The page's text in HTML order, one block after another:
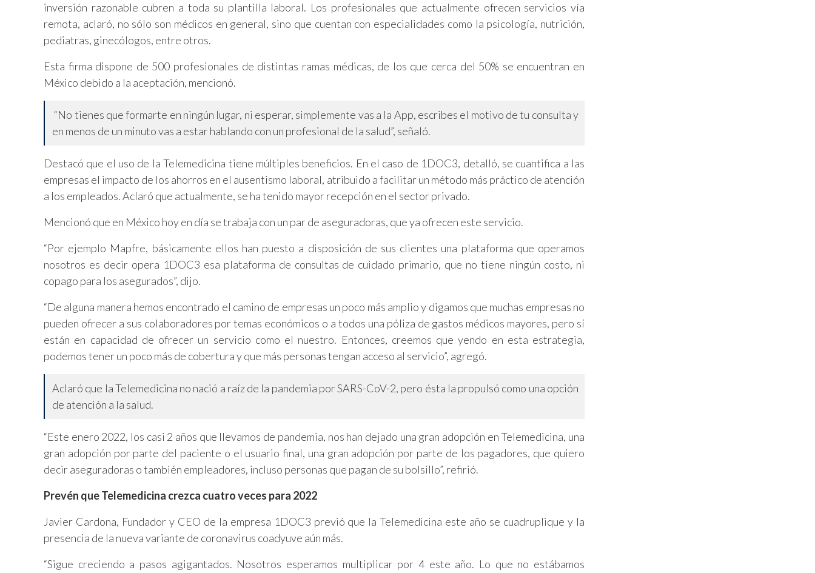
inversión razonable cubren a toda su plantilla laboral. Los profesionales que actualmente ofrecen servicios vía
remota, aclaró, no sólo son médicos en general, sino que cuentan con especialidades como la psicología, nutrición,
pediatras, ginecólogos, entre otros.
Esta firma dispone de 500 profesionales de distintas ramas médicas, de los que cerca del 50% se encuentran en
México debido a la aceptación, mencionó.
“No tienes que formarte en ningún lugar, ni esperar, simplemente vas a la App, escribes el motivo de tu consulta y
en menos de un minuto vas a estar hablando con un profesional de la salud”, señaló.
Destacó que el uso de la Telemedicina tiene múltiples beneficios. En el caso de 1DOC3, detalló, se cuantifica a las
empresas el impacto de los ahorros en el ausentismo laboral, atribuido a facilitar un método más práctico de atención
a los empleados. Aclaró que actualmente, se ha tenido mayor recepción en el sector privado.
Mencionó que en México hoy en día se trabaja con un par de aseguradoras, que ya ofrecen este servicio.
“Por ejemplo Mapfre, básicamente ellos han puesto a disposición de sus clientes una plataforma que operamos
nosotros es decir opera 1DOC3 esa plataforma de consultas de cuidado primario, que no tiene ningún costo, ni
copago para los asegurados”, dijo.
“De alguna manera hemos encontrado el camino de empresas un poco más amplio y digamos que muchas empresas no
pueden ofrecer a sus colaboradores por temas económicos o a todos una póliza de gastos médicos mayores, pero sí
están en capacidad de ofrecer un servicio como el nuestro. Entonces, creemos que yendo en esta estrategia,
podemos tener un poco más de cobertura y que más personas tengan acceso al servicio”, agregó.
Aclaró que la Telemedicina no nació a raíz de la pandemia por SARS-CoV-2, pero ésta la propulsó como una opción
de atención a la salud.
“Este enero 2022, los casi 2 años que llevamos de pandemia, nos han dejado una gran adopción en Telemedicina, una
gran adopción por parte del paciente o el usuario final, una gran adopción por parte de los pagadores, que quiero
decir aseguradoras o también empleadores, incluso personas que pagan de su bolsillo”, refirió.
Prevén que Telemedicina crezca cuatro veces para 2022
Javier Cardona, Fundador y CEO de la empresa 1DOC3 previó que la Telemedicina este año se cuadruplique y la
presencia de la nueva variante de coronavirus coadyuve aún más.
“Sigue creciendo a pasos agigantados. Nosotros esperamos multiplicar por 4 este año. Lo que no estábamos